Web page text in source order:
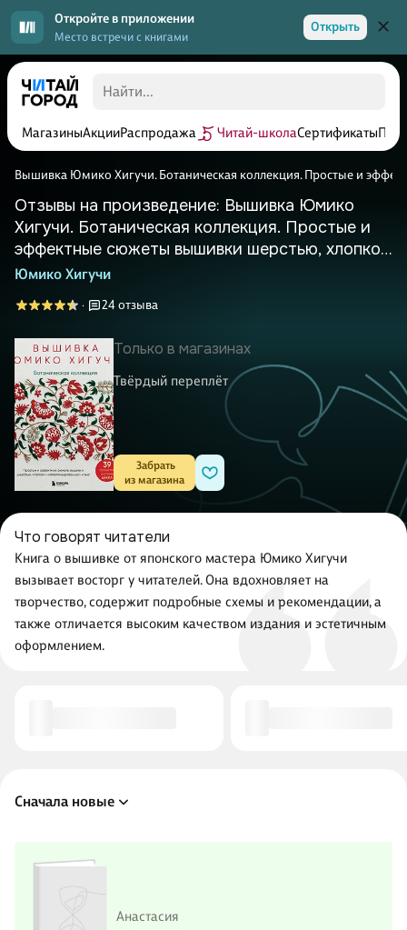
Откройте в приложении
Место встречи с книгами
Открыть
МагазиныАкцииРаспродажа Читай-школаСертификаты
Вышивка Юмико Хигучи. Ботаническая коллекция. Простые и
Отзывы на произведение: Вышивка Юмико
Хигучи. Ботаническая коллекция. Простые и
эффектные сюжеты вышивки шерстью, хлопком
и металлизированной нитью
Юмико Хигучи
· 24 отзыва
Только в магазинах
Твёрдый переплёт
Забрать
из магазина
Что говорят читатели
Книга о вышивке от японского мастера Юмико Хигучи
вызывает восторг у читателей. Она вдохновляет на
творчество, содержит подробные схемы и рекомендации, а
также отличается высоким качеством издания и эстетичным
оформлением.
Сначала новые
Анастасия